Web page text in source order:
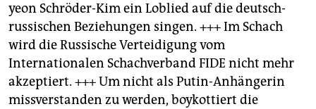
yeon Schröder-Kim ein Loblied auf die deutsch-
russischen Beziehungen singen. +++ Im Schach
wird die Russische Verteidigung vom
Internationalen Schachverband FIDE nicht mehr
akzeptiert. +++ Um nicht als Putin-Anhängerin
missverstanden zu werden, boykottiert die